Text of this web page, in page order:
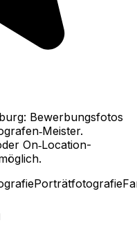
Bewerbungsfotos
On‑Location-
Porträtfotografie